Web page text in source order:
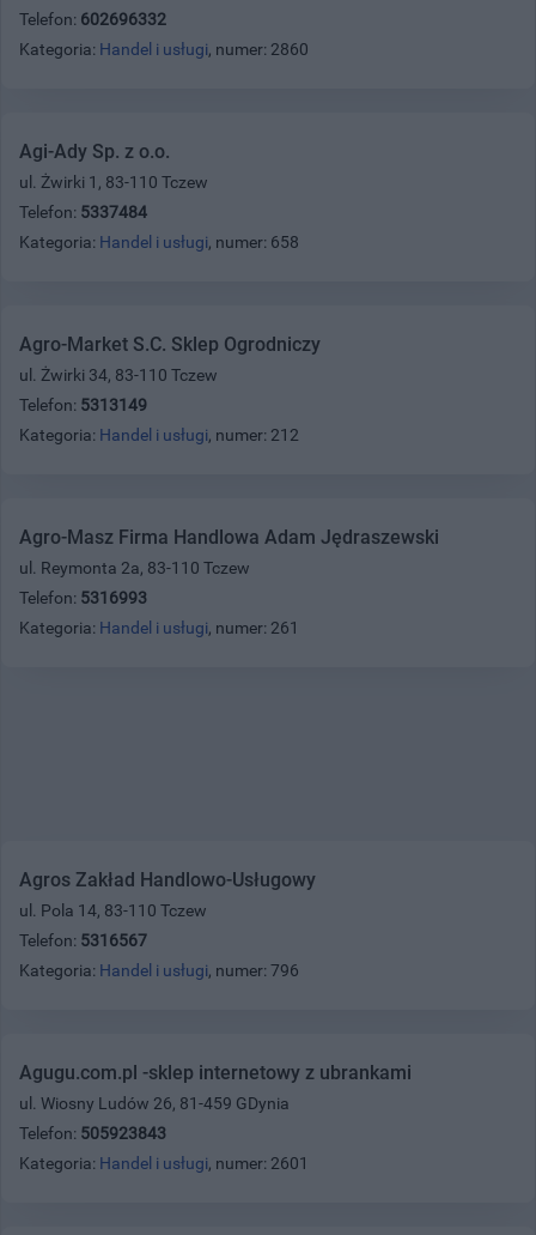
Telefon: 602696332
Kategoria: Handel i usługi, numer: 2860
Agi-Ady Sp. z o.o.
ul. Żwirki 1, 83-110 Tczew
Telefon: 5337484
Kategoria: Handel i usługi, numer: 658
Agro-Market S.C. Sklep Ogrodniczy
ul. Żwirki 34, 83-110 Tczew
Telefon: 5313149
Kategoria: Handel i usługi, numer: 212
Agro-Masz Firma Handlowa Adam Jędraszewski
ul. Reymonta 2a, 83-110 Tczew
Telefon: 5316993
Kategoria: Handel i usługi, numer: 261
Agros Zakład Handlowo-Usługowy
ul. Pola 14, 83-110 Tczew
Telefon: 5316567
Kategoria: Handel i usługi, numer: 796
Agugu.com.pl -sklep internetowy z ubrankami
ul. Wiosny Ludów 26, 81-459 GDynia
Telefon: 505923843
Kategoria: Handel i usługi, numer: 2601